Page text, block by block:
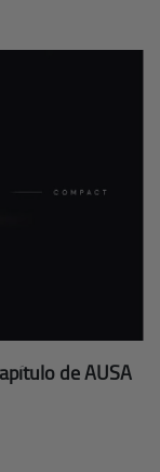
de AUSA